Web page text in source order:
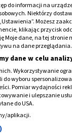
do informacji na
Niektórzy
Możesz
klikając przycisk
dane, na tej stronie
na dane przeglądania.
dane w celu
Wykorzystywanie
wyboru
Pomiar wydajności
i ulepszanie
do USA.
aplikacji.